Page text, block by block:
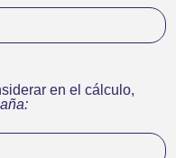
en el cálculo,